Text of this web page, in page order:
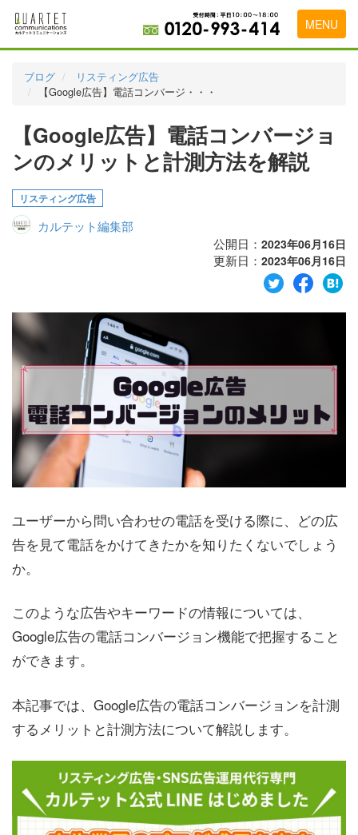
MENU
料金表
実績・お客様の声
初めて導入をお考えの方
代理店の乗り換えをお考えの方
広告代理店・HP制作会社様へ
お問い合わせ
ブログ
リスティング広告
【Google広告】電話コンバージ・・・
【Google広告】電話コンバージョ
ンのメリットと計測方法を解説
リスティング広告
カルテット編集部
公開日： 2023年06月16日
更新日： 2023年06月16日
ユーザーから問い合わせの電話を受ける際に、どの広
告を見て電話をかけてきたかを知りたくないでしょう
か。
このような広告やキーワードの情報については、
Google広告の電話コンバージョン機能で把握すること
ができます。
本記事では、Google広告の電話コンバージョンを計測
するメリットと計測方法について解説します。